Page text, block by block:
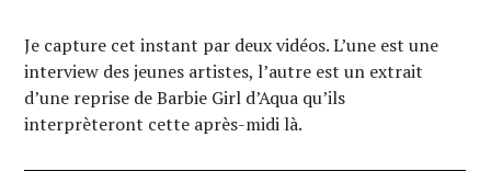
Je capture cet instant par deux vidéos. L’une est une
interview des jeunes artistes, l’autre est un extrait
d’une reprise de Barbie Girl d’Aqua qu’ils
interprèteront cette après-midi là.